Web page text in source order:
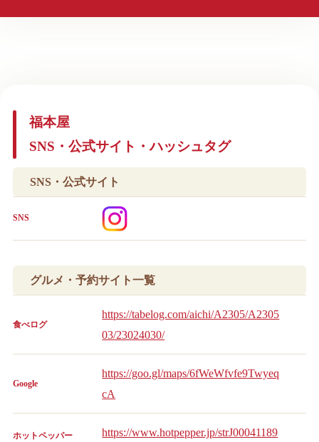
福本屋
SNS・公式サイト・ハッシュタグ
SNS・公式サイト
SNS
グルメ・予約サイト一覧
食べログ
https://tabelog.com/aichi/A2305/A2305
03/23024030/
Google
https://goo.gl/maps/6fWeWfvfe9Twyeq
cA
ホットペッパー
https://www.hotpepper.jp/strJ00041189